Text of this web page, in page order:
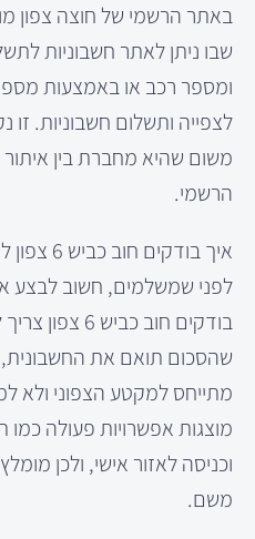
באתר הרשמי של חוצה צפון
שבו ניתן לאתר חשבוניות
ומספר רכב או באמצעות
לצפייה ותשלום חשבוניות.
משום שהיא מחברת בין איתור
הרשמי.
איך בודקים חוב כביש 6 צפון לפני שבוחרים דרך תשלום
לפני שמשלמים, חשוב לבצע
בודקים חוב
שהסכום תואם את החשבונית,
מתייחס למקטע הצפוני ולא
מוצגות אפשרויות פעולה
וכניסה לאזור אישי, ולכן
משם.